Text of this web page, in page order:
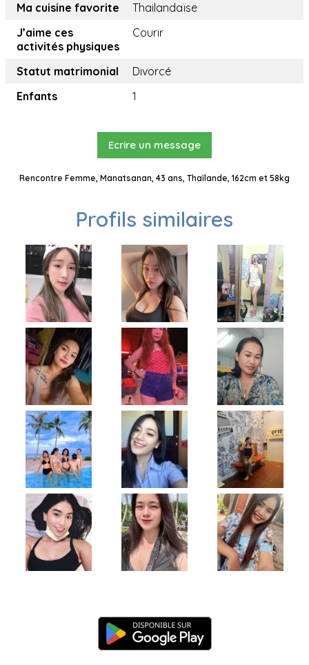
Ma cuisine favorite
Thailandaïse
J’aime ces
activités physiques
Courir
Statut matrimonial
Divorcé
Enfants
1
Ecrire un message
Rencontre Femme, Manatsanan, 43 ans, Thaïlande, 162cm et 58kg
Profils similaires